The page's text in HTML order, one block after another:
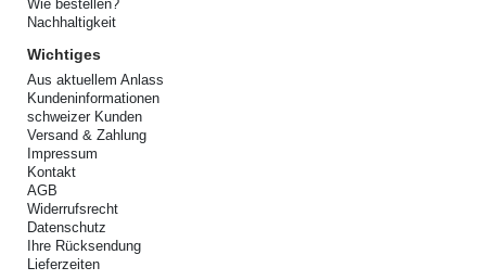
Wie bestellen?
Nachhaltigkeit
Wichtiges
Aus aktuellem Anlass
Kundeninformationen
schweizer Kunden
Versand & Zahlung
Impressum
Kontakt
AGB
Widerrufsrecht
Datenschutz
Ihre Rücksendung
Lieferzeiten